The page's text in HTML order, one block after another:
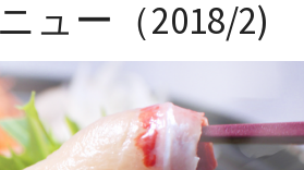
ュー（2018/2)